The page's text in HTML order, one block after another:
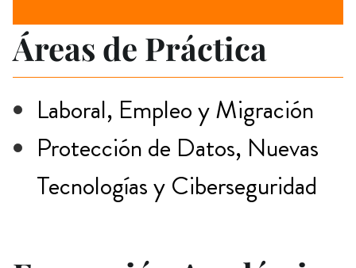
Áreas de Práctica
Laboral, Empleo y Migración
Protección de Datos, Nuevas
Tecnologías y Ciberseguridad